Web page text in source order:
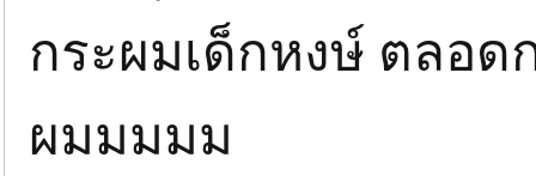
กระผมเด็กหงษ์ ตลอด
ผมมมมม